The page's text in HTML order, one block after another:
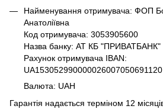
Найменування отримувача: ФОП
Анатоліївна
Код отримувача: 3053905600
Назва банку: АТ КБ "ПРИВАТБАНК"
Рахунок отримувача IBAN:
UA153052990000026007050691120
Валюта: UAH
Гарантія надається терміном 12